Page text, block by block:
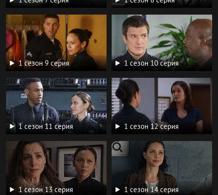
1 сезон 9 серия 1 сезон 10 серия
1 сезон 11 серия 1 сезон 12 серия
1 сезон 13 серия 1 сезон 14 серия